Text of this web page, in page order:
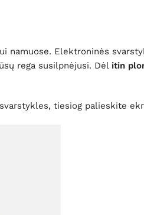
namuose. Elektroninės
rega susilpnėjusi. Dėl itin
tiesiog palieskite